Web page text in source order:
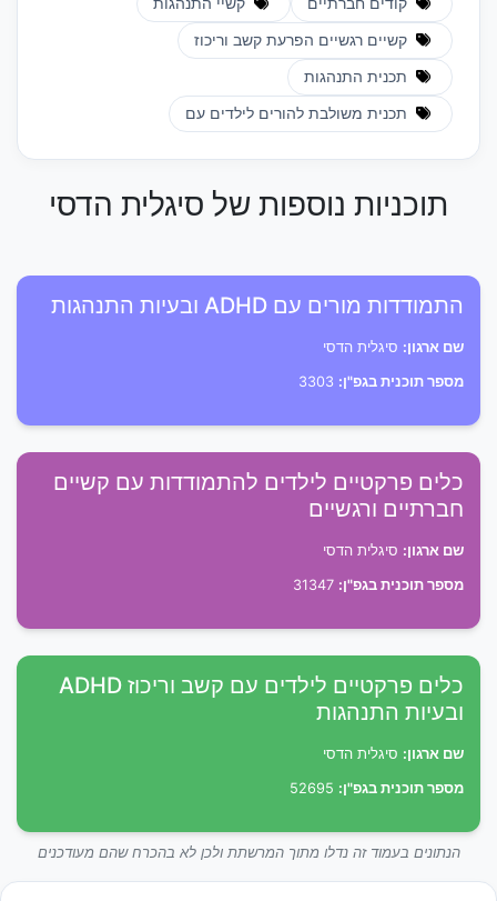
קשיים רגשיים הפרעת קשב וריכוז
תכנית התנהגות
תכנית משולבת להורים לילדים עם
תוכניות נוספות של סיגלית הדסי
התמודדות מורים עם ADHD ובעיות התנהגות
שם ארגון: סיגלית הדסי
מספר תוכנית בגפ"ן:
כלים פרקטיים לילדים להתמודדות עם קשיים
חברתיים ורגשיים
שם ארגון: סיגלית הדסי
מספר תוכנית בגפ"ן:
כלים פרקטיים לילדים עם קשב וריכוז ADHD
ובעיות התנהגות
שם ארגון: סיגלית הדסי
מספר תוכנית בגפ"ן:
הנתונים בעמוד זה נדלו מתוך המרשתת ולכן לא בהכרח שהם מעודכנים